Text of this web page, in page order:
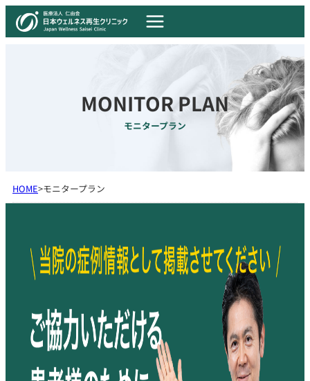
MONITOR PLAN
モニタープラン
HOME>モニタープラン